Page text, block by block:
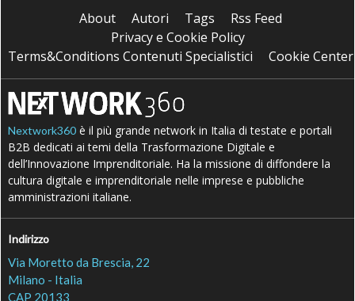
About Autori Tags
Rss Feed
Privacy e Cookie Policy
Terms&Conditions Contenuti Specialistici
Cookie Center
Nextwork360 è il più grande network in Italia di testate e portali
B2B dedicati ai temi della Trasformazione Digitale e
dell’Innovazione Imprenditoriale. Ha la missione di diffondere la
cultura digitale e imprenditoriale nelle imprese e pubbliche
amministrazioni italiane.
Indirizzo
Via Moretto da Brescia, 22
Milano - Italia
CAP 20133